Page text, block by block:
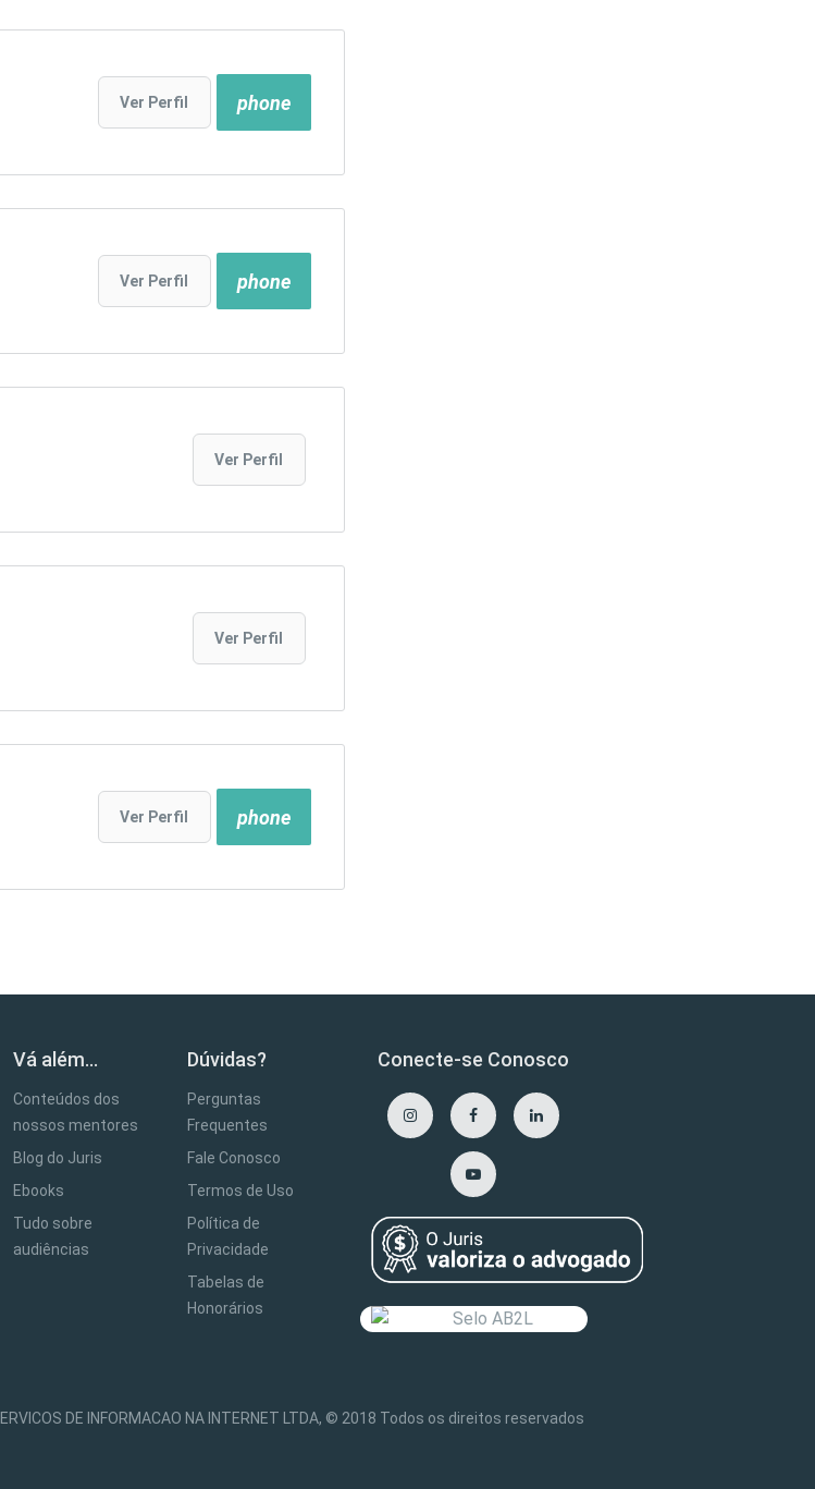
Ver Perfil phone
Ver Perfil phone
Ver Perfil
Ver Perfil
Ver Perfil phone
Vá além...
Conteúdos dos
nossos mentores
Blog do Juris
Ebooks
Tudo sobre
audiências
Dúvidas?
Perguntas
Frequentes
Fale Conosco
Termos de Uso
Política de
Privacidade
Tabelas de
Honorários
Conecte-se Conosco
DE INFORMACAO NA INTERNET LTDA, © 2018 Todos os direitos reservados